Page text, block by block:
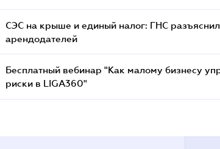
СЭС на крыше и единый налог: ГНС
арендодателей
Бесплатный вебинар "Как малому бизнесу
риски в LIGA360"